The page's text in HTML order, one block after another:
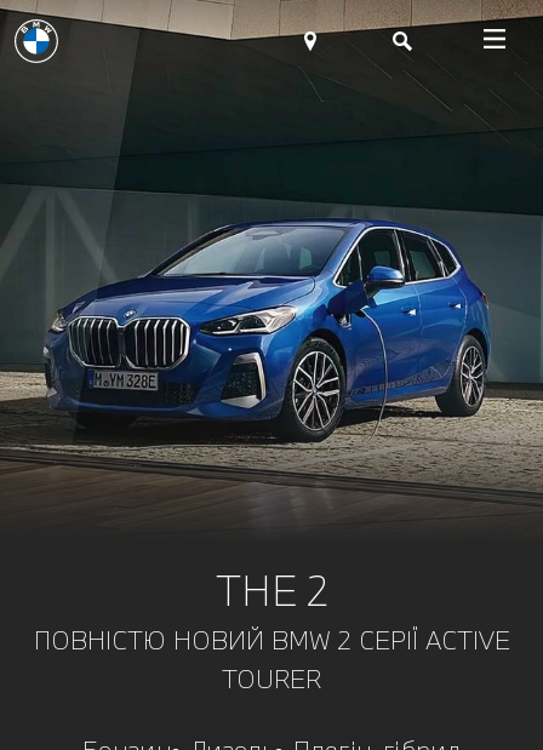
THE 2
ПОВНІСТЮ НОВИЙ BMW 2 СЕРІЇ ACTIVE
TOURER